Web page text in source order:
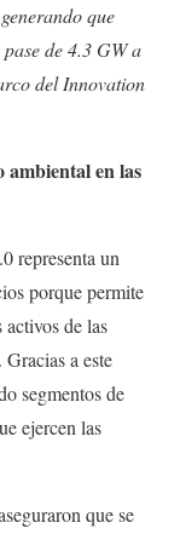
que
de 4.3 GW a
del Innovation
ambiental en las
representa un
porque permite
de las
a este
segmentos de
ejercen las
que se